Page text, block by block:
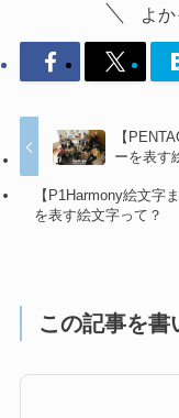
よ
【
ーを表す
【P1Harmony絵文字
を表す絵文字って？
この記事を書